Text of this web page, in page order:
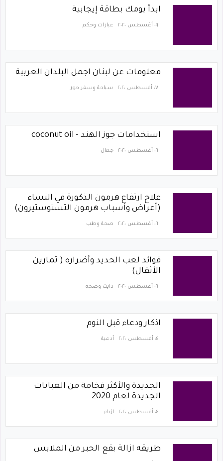
ابدأ يومك بطاقة إيجابية
٠٩ أغسطس ٢٠٢٠ عبارات وحكم
معلومات عن لبنان اجمل البلدان العربية
٠٧ أغسطس ٢٠٢٠ سياحة وسفر حور
استخدامات جوز الهند - coconut oil
٠٦ أغسطس ٢٠٢٠ جمال
علاج ارتفاع هرمون الذكورة في النساء
(أعراض وأسباب هرمون التستوستيرون)
٠٦ أغسطس ٢٠٢٠ صحة وطب
فوائد لعب الحديد وأضراره ( تمارين
الأثقال)
٠٦ أغسطس ٢٠٢٠ دايت وصحة
اذكار ودعاء قبل النوم
٠٤ أغسطس ٢٠٢٠ أدعية
الجديدة والأكثر فخامة من العبايات
الجديدة لعام 2020
٠٤ أغسطس ٢٠٢٠ ازياء
طريقه ازالة بقع الحبر من الملابس